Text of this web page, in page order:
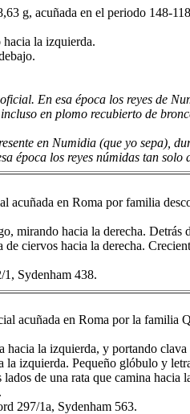
g, acuñada en el periodo 148-
la izquierda.
En esa época los reyes de
en plomo recubierto de
en Numidia (que yo sepa),
época los reyes númidas tan solo
acuñada en Roma por familia
mirando hacia la derecha.
ciervos hacia la derecha.
1, Sydenham 438.
acuñada en Roma por la familia
hacia la izquierda, y portando
la izquierda. Pequeño glóbulo y
de una rata que camina hacia
297/1a, Sydenham 563.